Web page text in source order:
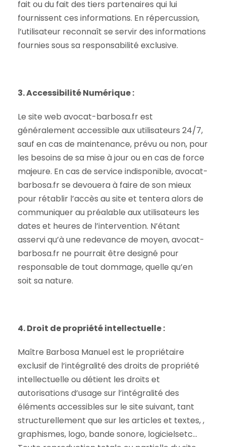
fait ou du fait des tiers partenaires qui lui
fournissent ces informations. En répercussion,
l’utilisateur reconnaît se servir des informations
fournies sous sa responsabilité exclusive.
3. Accessibilité Numérique :
Le site web avocat-barbosa.fr est
généralement accessible aux utilisateurs 24/7,
sauf en cas de maintenance, prévu ou non, pour
les besoins de sa mise à jour ou en cas de force
majeure. En cas de service indisponible, avocat-
barbosa.fr se devouera à faire de son mieux
pour rétablir l’accès au site et tentera alors de
communiquer au préalable aux utilisateurs les
dates et heures de l’intervention. N’étant
asservi qu’à une redevance de moyen, avocat-
barbosa.fr ne pourrait être designé pour
responsable de tout dommage, quelle qu’en
soit sa nature.
4. Droit de propriété intellectuelle :
Maître Barbosa Manuel est le propriétaire
exclusif de l’intégralité des droits de propriété
intellectuelle ou détient les droits et
autorisations d’usage sur l’intégralité des
éléments accessibles sur le site suivant, tant
structurellement que sur les articles et textes, ,
graphismes, logo, bande sonore, logicielsetc…